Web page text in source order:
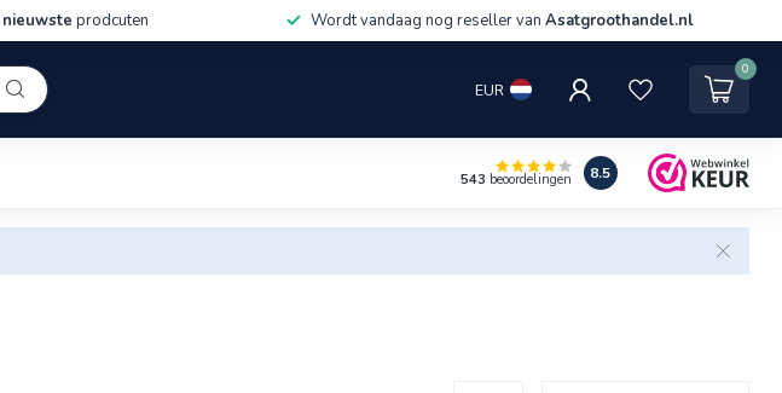
nieuwste prodcuten Wordt vandaag nog reseller van Asatgroothandel.nl
EUR
0
543 beoordelingen 8.5